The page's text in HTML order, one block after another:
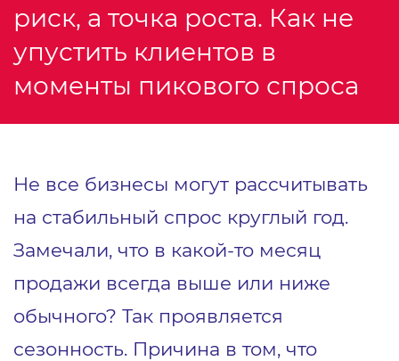
риск, а точка роста. Как не
упустить клиентов в
моменты пикового спроса
Не все бизнесы могут рассчитывать
на стабильный спрос круглый год.
Замечали, что в какой-то месяц
продажи всегда выше или ниже
обычного? Так проявляется
сезонность. Причина в том, что